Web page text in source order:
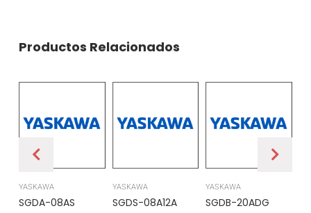
Productos Relacionados
YASKAWA
SGDA-08AS
YASKAWA
SGDS-08A12A
YASKAWA
SGDB-20ADG